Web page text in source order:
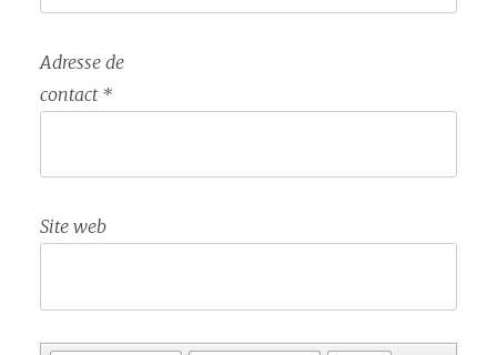
Adresse de
contact *
Site web